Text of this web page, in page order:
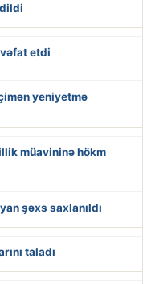
vəfat etdi
yeniyetmə
müavininə hökm
şəxs saxlanıldı
taladı